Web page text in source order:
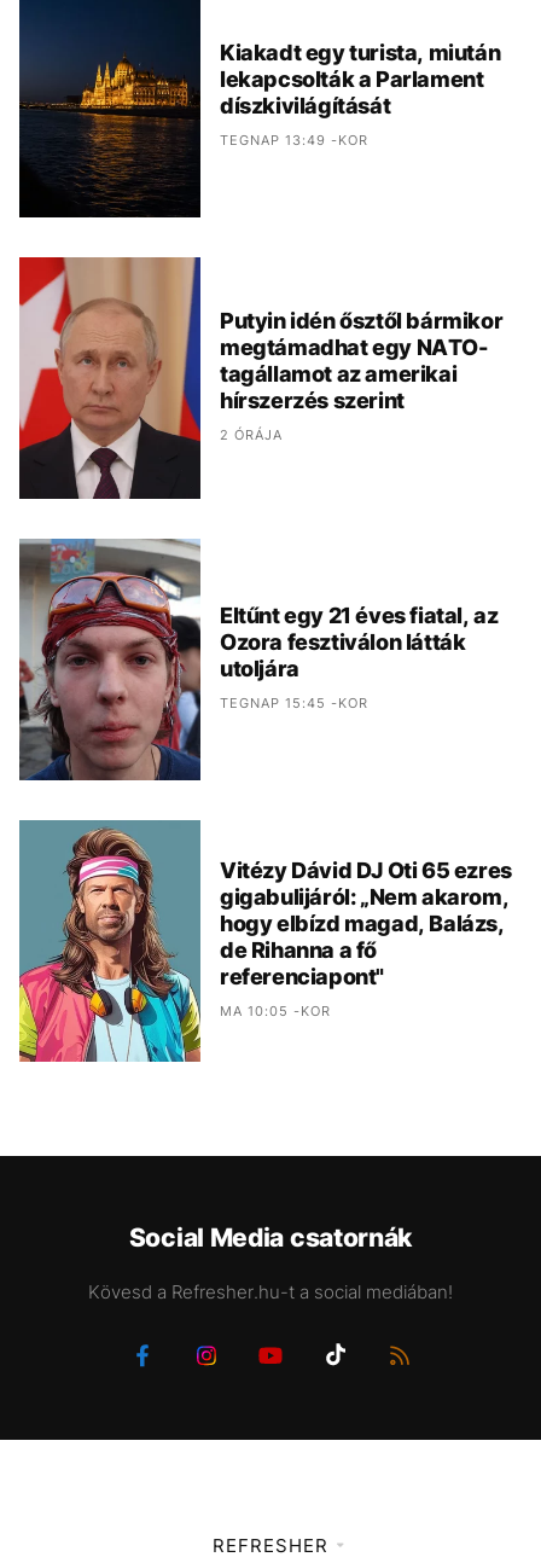
Kiakadt egy turista, miután
lekapcsolták a Parlament
díszkivilágítását
TEGNAP 13:49 -KOR
Putyin idén ősztől bármikor
megtámadhat egy NATO-
tagállamot az amerikai
hírszerzés szerint
2 ÓRÁJA
Eltűnt egy 21 éves fiatal, az
Ozora fesztiválon látták
utoljára
TEGNAP 15:45 -KOR
Vitézy Dávid DJ Oti 65 ezres
gigabulijáról: „Nem akarom,
hogy elbízd magad, Balázs,
de Rihanna a fő
referenciapont"
MA 10:05 -KOR
Social Media csatornák
Kövesd a Refresher.hu-t a social mediában!
REFRESHER